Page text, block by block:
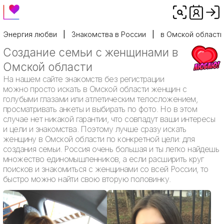
Энергия любви Знакомства в России в Омской области
Создание семьи с женщинами в
Омской области
На нашем сайте знакомств без регистрации
можно просто искать в Омской области женщин с
голубыми глазами или атлетическим телосложением,
просматривать анкеты и выбирать по фото. Но в этом
случае нет никакой гарантии, что совпадут ваши интересы
и цели и знакомства. Поэтому лучше сразу искать
женщину в Омской области по конкретной цели: для
создания семьи. Россия очень большая и ты легко найдешь
множество единомышленников, а если расширить круг
поисков и знакомиться с женщинами со всей России, то
быстро можно найти свою вторую половинку.